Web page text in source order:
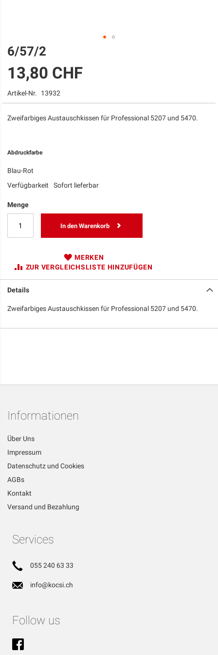
Zum
Anfang
der
Bildgalerie
6/57/2
13,80 CHF
Artikel-Nr. 13932
Zweifarbiges Austauschkissen für Professional 5207 und 5470.
Abdruckfarbe
Blau-Rot
Verfügbarkeit
Sofort lieferbar
Menge
In den Warenkorb
MERKEN
ZUR VERGLEICHSLISTE HINZUFÜGEN
Details
Zweifarbiges Austauschkissen für Professional 5207 und 5470.
Informationen
Über Uns
Impressum
Datenschutz und Cookies
AGBs
Kontakt
Versand und Bezahlung
Services
055 240 63 33
info@kocsi.ch
Follow us